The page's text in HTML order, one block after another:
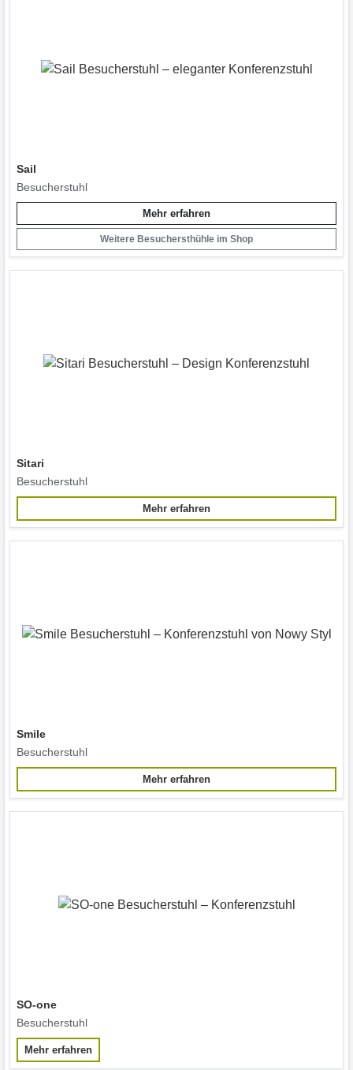
Sail
Besucherstuhl
Mehr erfahren
Weitere Besuchersthühle im Shop
Sitari
Besucherstuhl
Mehr erfahren
Smile
Besucherstuhl
Mehr erfahren
SO-one
Besucherstuhl
Mehr erfahren